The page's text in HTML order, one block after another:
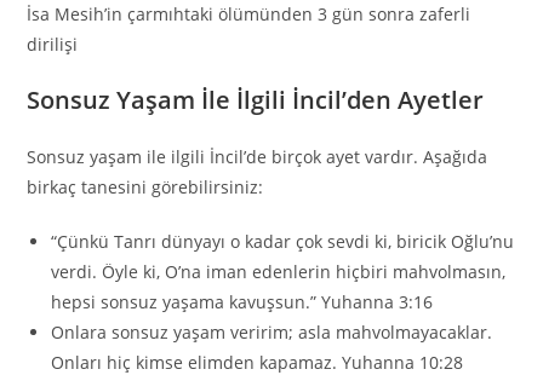
İsa Mesih’in çarmıhtaki ölümünden 3 gün sonra zaferli
dirilişi
Sonsuz Yaşam İle İlgili İncil’den Ayetler
Sonsuz yaşam ile ilgili İncil’de birçok ayet vardır. Aşağıda
birkaç tanesini görebilirsiniz:
“Çünkü Tanrı dünyayı o kadar çok sevdi ki, biricik Oğlu’nu
verdi. Öyle ki, O’na iman edenlerin hiçbiri mahvolmasın,
hepsi sonsuz yaşama kavuşsun.” Yuhanna 3:16
Onlara sonsuz yaşam veririm; asla mahvolmayacaklar.
Onları hiç kimse elimden kapamaz. Yuhanna 10:28